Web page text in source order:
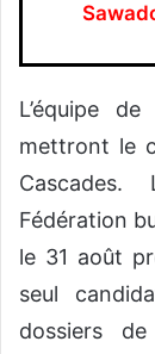
L’équipe
mettront le
Fédération
le 31 août
seul
dossiers